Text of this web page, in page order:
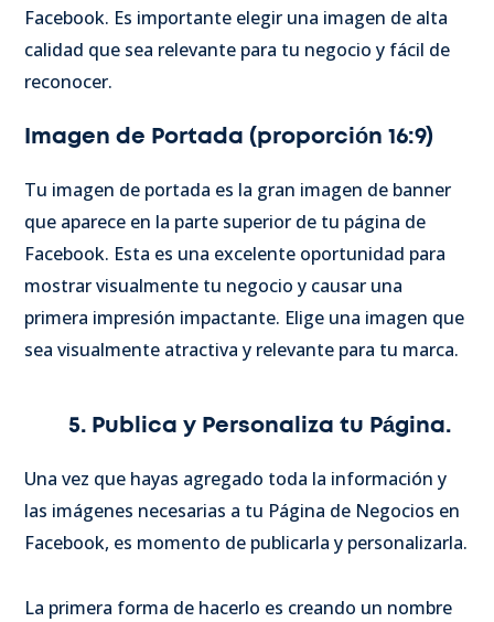
Facebook. Es importante elegir una imagen de alta
calidad que sea relevante para tu negocio y fácil de
reconocer.
Imagen de Portada (proporción 16:9)
Tu imagen de portada es la gran imagen de banner
que aparece en la parte superior de tu página de
Facebook. Esta es una excelente oportunidad para
mostrar visualmente tu negocio y causar una
primera impresión impactante. Elige una imagen que
sea visualmente atractiva y relevante para tu marca.
5. Publica y Personaliza tu Página.
Una vez que hayas agregado toda la información y
las imágenes necesarias a tu Página de Negocios en
Facebook, es momento de publicarla y personalizarla.
La primera forma de hacerlo es creando un nombre